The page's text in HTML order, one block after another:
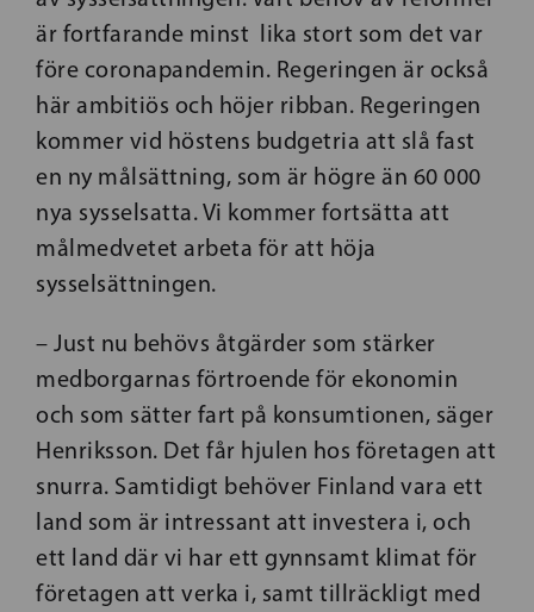
är fortfarande minst lika stort som det var
före coronapandemin. Regeringen är också
här ambitiös och höjer ribban. Regeringen
kommer vid höstens budgetria att slå fast
en ny målsättning, som är högre än 60 000
nya sysselsatta. Vi kommer fortsätta att
målmedvetet arbeta för att höja
sysselsättningen.
– Just nu behövs åtgärder som stärker
medborgarnas förtroende för ekonomin
och som sätter fart på konsumtionen, säger
Henriksson. Det får hjulen hos företagen att
snurra. Samtidigt behöver Finland vara ett
land som är intressant att investera i, och
ett land där vi har ett gynnsamt klimat för
företagen att verka i, samt tillräckligt med